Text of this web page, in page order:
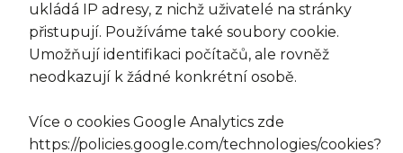
ukládá IP adresy, z nichž uživatelé na stránky
přistupují. Používáme také soubory cookie.
Umožňují identifikaci počítačů, ale rovněž
neodkazují k žádné konkrétní osobě.
Více o cookies Google Analytics zde
https://policies.google.com/technologies/cookies?